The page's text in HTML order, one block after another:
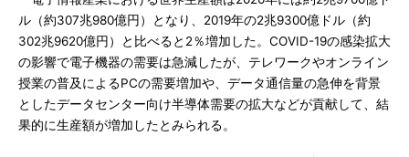
ル（約307兆980億円）となり、2019年の2兆9300億ドル（約
302兆9620億円）と比べると2％増加した。COVID-19の感染拡大
の影響で電子機器の需要は急減したが、テレワークやオンライン
授業の普及によるPCの需要増加や、データ通信量の急伸を背景
としたデータセンター向け半導体需要の拡大などが貢献して、結
果的に生産額が増加したとみられる。